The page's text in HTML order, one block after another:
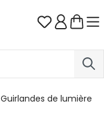
Vous avez
Guirlandes de lumière